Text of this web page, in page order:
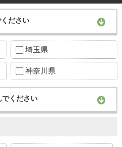
ださい
埼玉県
神奈川県
でください